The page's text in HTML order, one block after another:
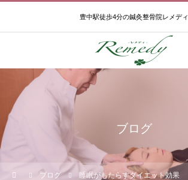
豊中駅徒歩4分の鍼灸整骨院レメディ
ブログ
ブログ 睡眠がもたらすダイエット効果